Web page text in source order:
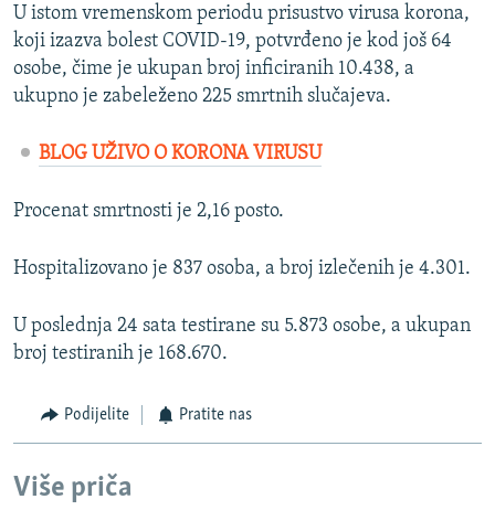
SVE KARTE DEJTONA
NASTANAK I RASPAD JUGOSLAVIJE
U istom vremenskom periodu prisustvo virusa korona,
koji izazva bolest COVID-19, potvrđeno je kod još 64
osobe, čime je ukupan broj inficiranih 10.438, a
ukupno je zabeleženo 225 smrtnih slučajeva.
BLOG UŽIVO O KORONA VIRUSU
Procenat smrtnosti je 2,16 posto.
Hospitalizovano je 837 osoba, a broj izlečenih je 4.301.
U poslednja 24 sata testirane su 5.873 osobe, a ukupan
broj testiranih je 168.670.
Podijelite Pratite nas
Više priča